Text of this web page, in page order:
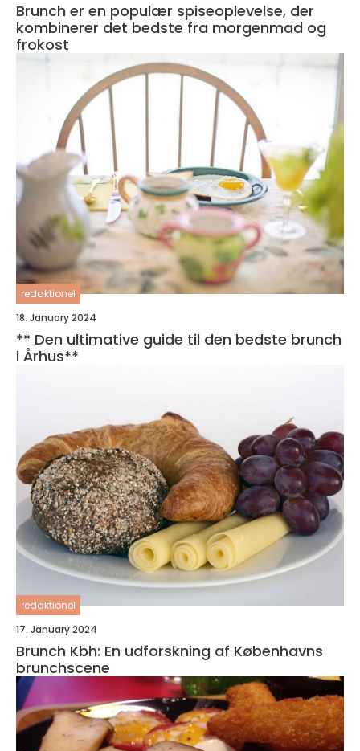
Brunch er en populær spiseoplevelse, der
kombinerer det bedste fra morgenmad og
frokost
redaktionel
18. January 2024
** Den ultimative guide til den bedste brunch
i Århus**
redaktionel
17. January 2024
Brunch Kbh: En udforskning af Københavns
brunchscene